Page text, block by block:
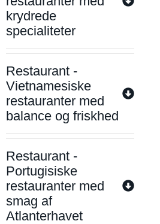
krydrede
specialiteter
Restaurant -
Vietnamesiske
restauranter med
balance og friskhed
Restaurant -
Portugisiske
restauranter med
smag af
Atlanterhavet